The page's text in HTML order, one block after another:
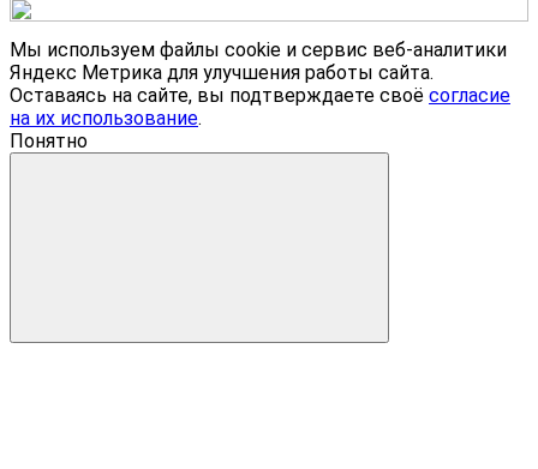
Мы используем файлы cookie и сервис веб-аналитики
Яндекс Метрика для улучшения работы сайта.
Оставаясь на сайте, вы подтверждаете своё согласие
на их использование.
Понятно